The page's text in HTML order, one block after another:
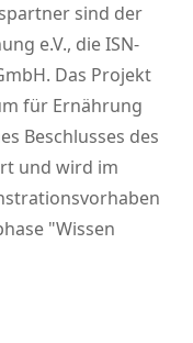
sind der
e.V., die ISN-
Das Projekt
für Ernährung
Beschlusses des
und wird im
Wissen